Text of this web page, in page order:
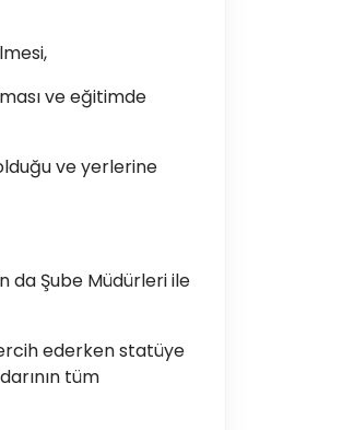
ve eğitimde
ve yerlerine
da Şube Müdürleri ile
ederken statüye
tüm